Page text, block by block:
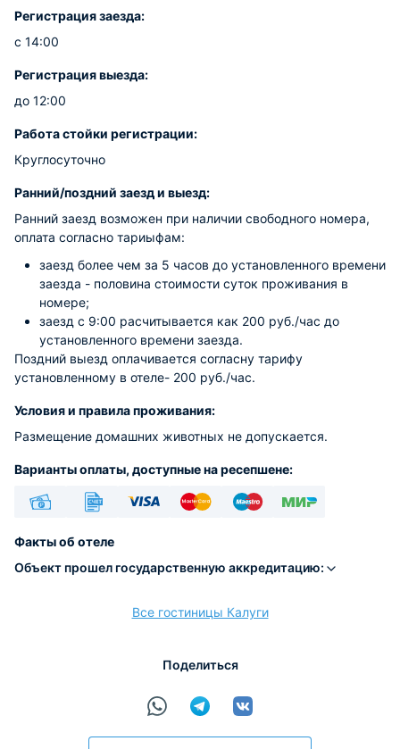
Регистрация заезда:
с 14:00
Регистрация выезда:
до 12:00
Работа стойки регистрации:
Круглосуточно
Ранний/поздний заезд и выезд:
Ранний заезд возможен при наличии свободного номера,
оплата согласно тариыфам:
заезд более чем за 5 часов до установленного времени
заезда - половина стоимости суток проживания в
номере;
заезд с 9:00 расчитывается как 200 руб./час до
установленного времени заезда.
Поздний выезд оплачивается согласну тарифу
установленному в отеле- 200 руб./час.
Условия и правила проживания:
Размещение домашних животных не допускается.
Варианты оплаты, доступные на ресепшене:
Факты об отеле
Объект прошел государственную аккредитацию:
Все гостиницы Калуги
Поделиться